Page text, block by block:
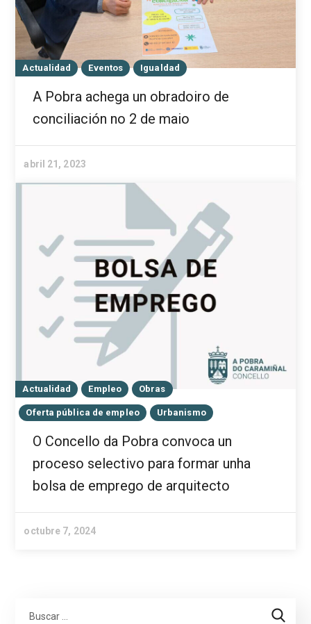
Actualidad Eventos Igualdad
A Pobra achega un obradoiro de
conciliación no 2 de maio
abril 21, 2023
Actualidad Empleo Obras
Oferta pública de empleo Urbanismo
O Concello da Pobra convoca un
proceso selectivo para formar unha
bolsa de emprego de arquitecto
octubre 7, 2024